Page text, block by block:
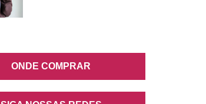
ONDE COMPRAR